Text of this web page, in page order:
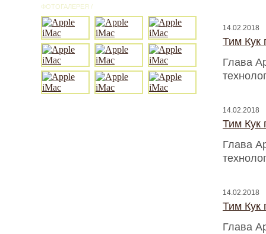
ФОТОГАЛЕРЕЯ /
14.02.2018
Тим Кук
Глава
14.02.2018
Тим Кук
Глава
14.02.2018
Тим Кук
Глава